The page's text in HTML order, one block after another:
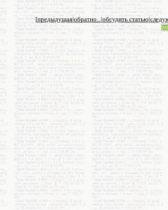
[предыдущая|обратно...|обсудить статью|